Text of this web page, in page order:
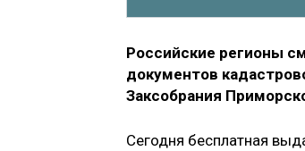
Российские регионы
документов
Заксобрания
Сегодня бесплатная